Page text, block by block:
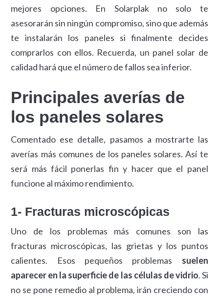
mejores opciones. En Solarplak no solo te
asesorarán sin ningún compromiso, sino que además
te instalarán los paneles si finalmente decides
comprarlos con ellos. Recuerda, un panel solar de
calidad hará que el número de fallos sea inferior.
Principales averías de
los paneles solares
Comentado ese detalle, pasamos a mostrarte las
averías más comunes de los paneles solares. Así te
será más fácil ponerlas fin y hacer que el panel
funcione al máximo rendimiento.
1- Fracturas microscópicas
Uno de los problemas más comunes son las
fracturas microscópicas, las grietas y los puntos
calientes. Esos pequeños problemas suelen
aparecer en la superficie de las células de vidrio. Si
no se pone remedio al problema, irán creciendo con